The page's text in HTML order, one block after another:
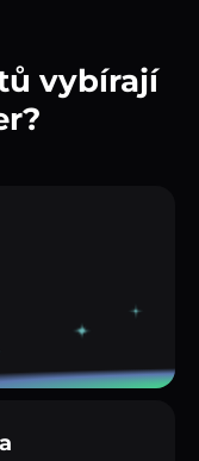
vybírají